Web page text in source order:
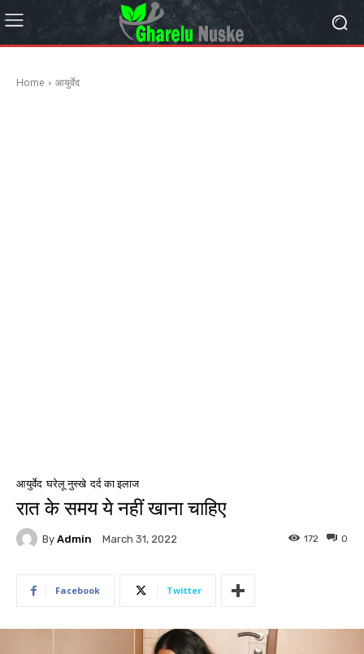
Home आयुर्वेद
आयुर्वेद घरेलू नुस्खे दर्द का इलाज
रात के समय ये नहीं खाना चाहिए
By Admin March 31, 2022 0
172
Facebook Twitter